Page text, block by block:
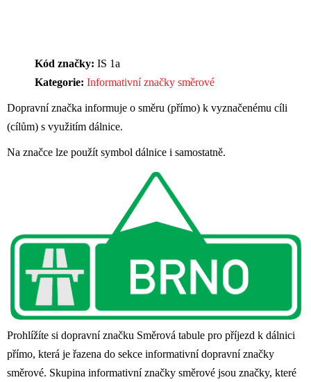
Kód značky: IS 1a
Kategorie: Informativní značky směrové
Dopravní značka informuje o směru (přímo) k vyznačenému cíli
(cílům) s využitím dálnice.
Na značce lze použít symbol dálnice i samostatně.
Prohlížíte si dopravní značku Směrová tabule pro příjezd k dálnici
přímo, která je řazena do sekce informativní dopravní značky
směrové. Skupina informativní značky směrové jsou značky, které